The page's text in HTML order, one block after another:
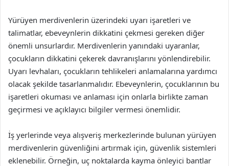
Yürüyen merdivenlerin üzerindeki uyarı işaretleri ve
talimatlar, ebeveynlerin dikkatini çekmesi gereken diğer
önemli unsurlardır. Merdivenlerin yanındaki uyaranlar,
çocukların dikkatini çekerek davranışlarını yönlendirebilir.
Uyarı levhaları, çocukların tehlikeleri anlamalarına yardımcı
olacak şekilde tasarlanmalıdır. Ebeveynlerin, çocuklarının bu
işaretleri okuması ve anlaması için onlarla birlikte zaman
geçirmesi ve açıklayıcı bilgiler vermesi önemlidir.
İş yerlerinde veya alışveriş merkezlerinde bulunan yürüyen
merdivenlerin güvenliğini artırmak için, güvenlik sistemleri
eklenebilir. Örneğin, uç noktalarda kayma önleyici bantlar